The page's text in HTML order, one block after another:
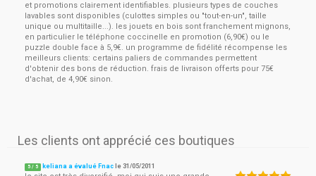
et promotions clairement identifiables. plusieurs types de couches
lavables sont disponibles (culottes simples ou "tout-en-un", taille
unique ou multitaille...). les jouets en bois sont franchement mignons,
en particulier le téléphone coccinelle en promotion (6,90€) ou le
puzzle double face à 5,9€. un programme de fidélité récompense les
meilleurs clients: certains paliers de commandes permettent
d'obtenir des bons de réduction. frais de livraison offerts pour 75€
d'achat, de 4,90€ sinon.
Les clients ont apprécié ces boutiques
5 / 5 keliana a évalué Fnac le31/05/2011